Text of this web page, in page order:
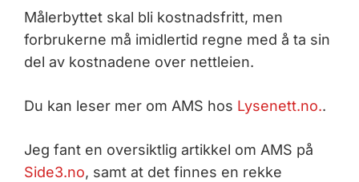
Målerbyttet skal bli kostnadsfritt, men
forbrukerne må imidlertid regne med å ta sin
del av kostnadene over nettleien.
Du kan leser mer om AMS hos Lysenett.no..
Jeg fant en oversiktlig artikkel om AMS på
Side3.no, samt at det finnes en rekke